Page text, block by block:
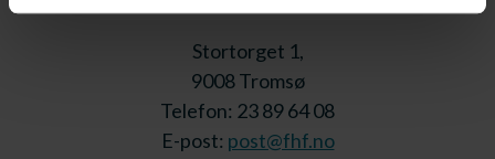
Stortorget 1,
9008 Tromsø
Telefon: 23 89 64 08
E-post: post@fhf.no